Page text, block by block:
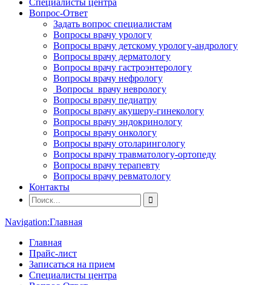
Специалисты центра
Вопрос-Ответ
Задать вопрос специалистам
Вопросы врачу урологу
Вопросы врачу детскому урологу-андрологу
Вопросы врачу дерматологу
Вопросы врачу гастроэнтерологу
Вопросы врачу нефрологу
Вопросы врачу неврологу
Вопросы врачу педиатру
Вопросы врачу акушеру-гинекологу
Вопросы врачу эндокринологу
Вопросы врачу онкологу
Вопросы врачу отоларингологу
Вопросы врачу травматологу-ортопеду
Вопросы врачу терапевту
Вопросы врачу ревматологу
Контакты
Navigation:Главная
Главная
Прайс-лист
Записаться на прием
Специалисты центра